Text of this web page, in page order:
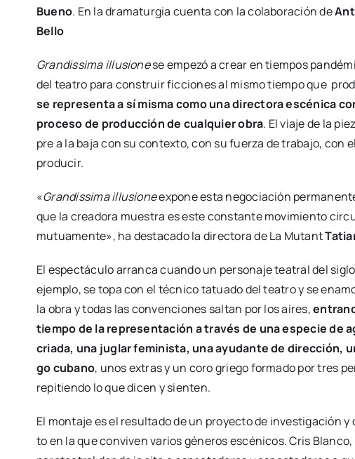
Bueno. En la dra­ma­tur­gia cuen­ta con la cola­bo­ra­ción de
Bello
Gran­dis­si­ma illu­sio­nese empe­zó a crear en tiem­pos
del tea­tro para cons­truir fic­cio­nes al mis­mo tiem­po que
se repre­sen­ta a sí mis­ma como una direc­to­ra escé­ni­ca
pro­ce­so de pro­duc­ción de cual­quier obra. El via­je de la
pre a la baja con su con­tex­to, con su fuer­za de tra­ba­jo, con
pro­du­cir.
«Gran­dis­si­ma illu­sio­neexpo­ne esta nego­cia­ción
que la crea­do­ra mues­tra es este cons­tan­te movi­mien­to
mutua­men­te», ha des­ta­ca­do la direc­to­ra de La Mutant
El espec­tácu­lo arran­ca cuan­do un per­so­na­je tea­tral del
ejem­plo, se topa con el téc­ni­co tatua­do del tea­tro y se
la obra y todas las con­ven­cio­nes sal­tan por los aires,
tiem­po de la repre­sen­ta­ción a tra­vés de una espe­cie de
cria­da, una juglar femi­nis­ta, una ayu­dan­te de
go cubano, unos extras y un coro grie­go for­ma­do por tres
repi­tien­do lo que dicen y sien­ten.
El mon­ta­je es el resul­ta­do de un pro­yec­to de inves­ti­ga­ción
to en la que con­vi­ven varios géne­ros escé­ni­cos. Cris